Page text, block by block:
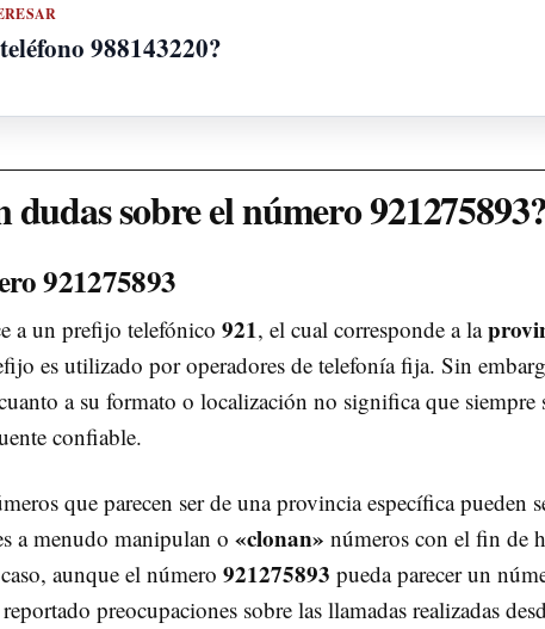
988143220?
dudas sobre el número
921275893
a un prefijo telefónico 921, el cual corresponde a la
es utilizado por operadores de telefonía fija. Sin
a su formato o localización no significa que siempre
confiable.
que parecen ser de una provincia específica pueden
a menudo manipulan o «clonan» números con el fin de
aunque el número 921275893 pueda parecer un
preocupaciones sobre las llamadas realizadas